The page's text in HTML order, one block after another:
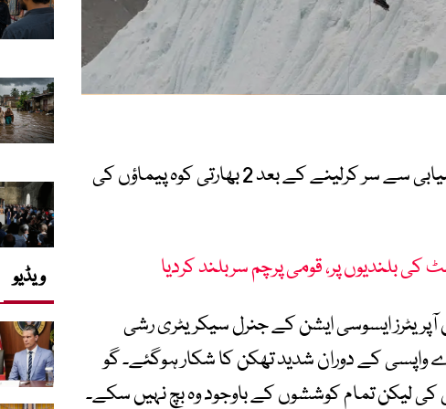
دنیا کی بلند ترین چوٹی ماؤنٹ ایورسٹ کو کامیابی سے سر کرلینے کے بعد 2 بھارتی کوہ پیماؤں کی
کی بلندیوں پر، قومی پرچم سربلند کردیا
ایسوسی ایشن کے جنرل سیکریٹری رشی
واپسی کے دوران شدید تھکن کا شکار ہوگئے۔ گو
لیکن تمام کوششوں کے باوجود وہ بچ نہیں سکے۔
ویڈیو